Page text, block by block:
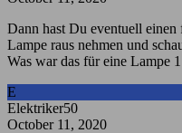
Dann hast Du eventuell einen
Lampe raus nehmen und
Was war das für eine Lampe
E
Elektriker50
October 11, 2020